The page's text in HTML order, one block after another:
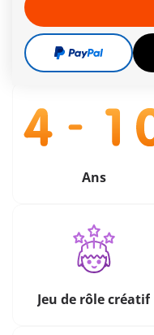
CHF 12,90
TVA incluseplus frais d´expédition
Ans
Jeu de rôle créatif